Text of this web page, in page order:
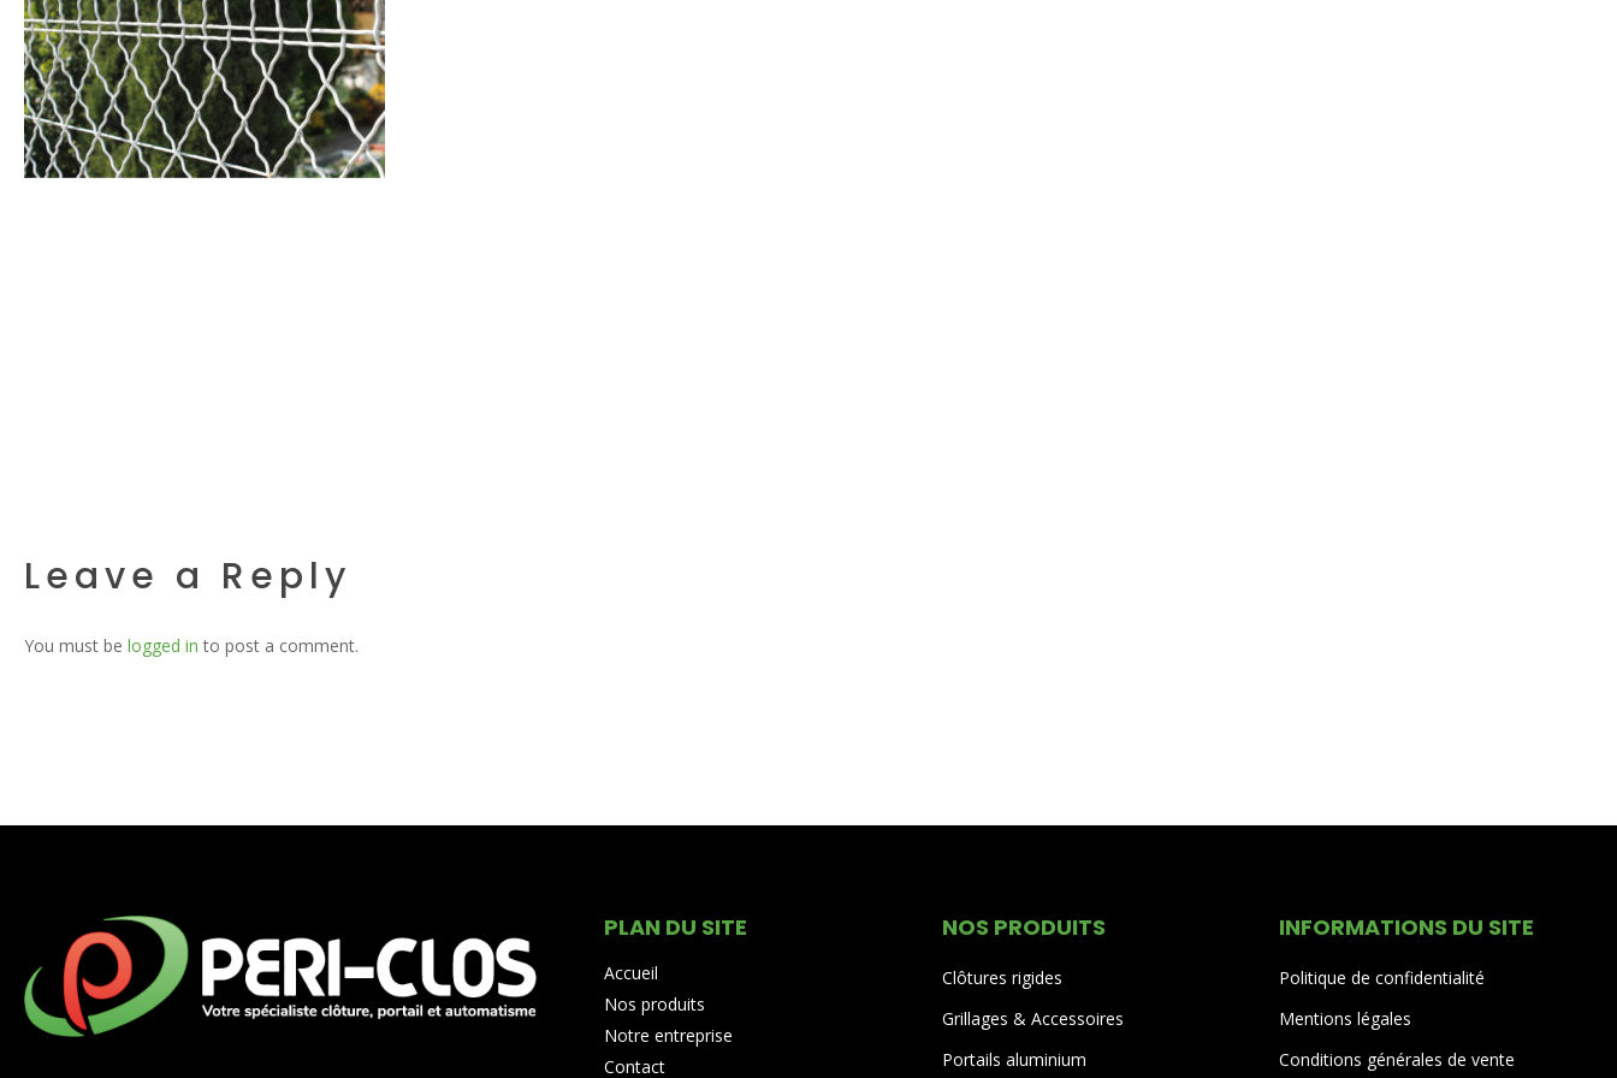
Leave a Reply
You must be logged in to post a comment.
PLAN DU SITE
Accueil
Nos produits
Notre entreprise
Contact
NOS PRODUITS
Clôtures rigides
Grillages & Accessoires
Portails aluminium
INFORMATIONS DU SITE
Politique de confidentialité
Mentions légales
Conditions générales de vente